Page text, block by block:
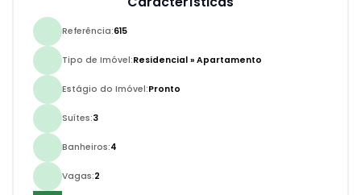
SALÃO DE FESTAS
SALÃO GOURMET
ACADEMIA
Referência:615
Tipo de Imóvel:Residencial »Apartamento
Estágio do Imóvel:Pronto
Suítes:3
Banheiros:4
Vagas:2